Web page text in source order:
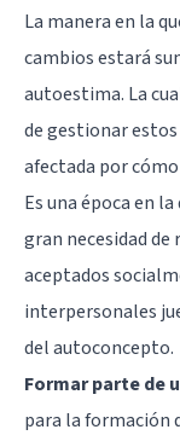
La manera en la
cambios estará
autoestima. La
de gestionar
afectada por
Es una época en
gran necesidad
aceptados
interpersonales
delautoconcepto.
Formar parte de
para la formación